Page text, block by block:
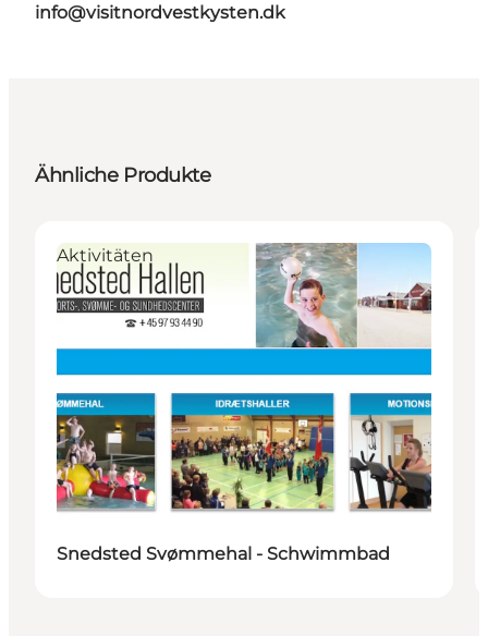
info@visitnordvestkysten.dk
Ähnliche Produkte
Aktivitäten
Snedsted Svømmehal - Schwimmbad